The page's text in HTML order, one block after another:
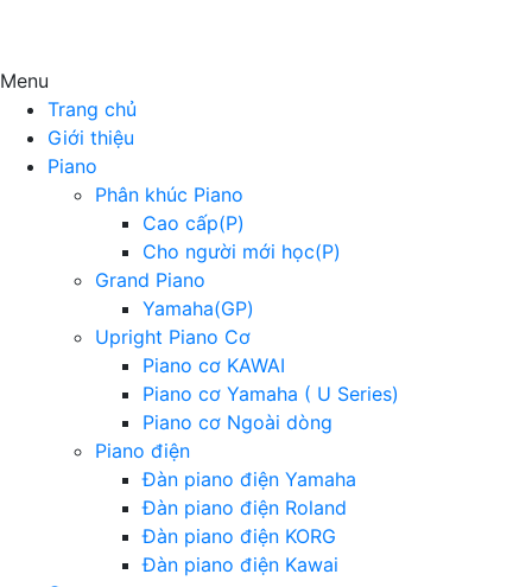
Menu
Trang chủ
Giới thiệu
Piano
Phân khúc Piano
Cao cấp(P)
Cho người mới học(P)
Grand Piano
Yamaha(GP)
Upright Piano Cơ
Piano cơ KAWAI
Piano cơ Yamaha ( U Series)
Piano cơ Ngoài dòng
Piano điện
Đàn piano điện Yamaha
Đàn piano điện Roland
Đàn piano điện KORG
Đàn piano điện Kawai